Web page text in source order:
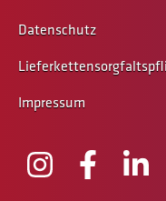
Datenschutz
Impressum